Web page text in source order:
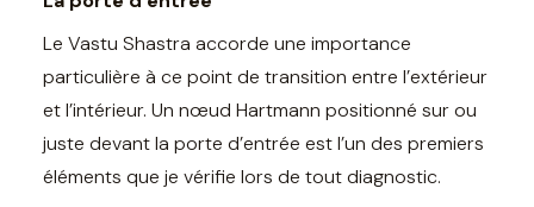
Le Vastu Shastra accorde une importance
particulière à ce point de transition entre l’extérieur
et l’intérieur. Un nœud Hartmann positionné sur ou
juste devant la porte d’entrée est l’un des premiers
éléments que je vérifie lors de tout diagnostic.